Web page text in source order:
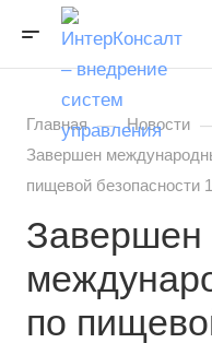
Главная — Новости
Завершен
пищевой безопасности
Завершен
по